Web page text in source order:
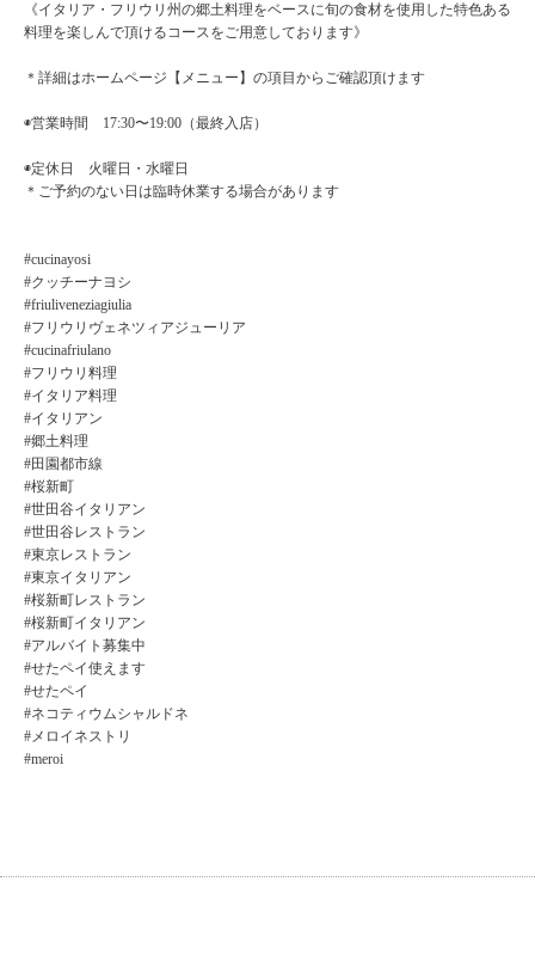
《イタリア・フリウリ州の郷土料理をベースに旬の食材を使用した特色ある
料理を楽しんで頂けるコースをご用意しております》
＊詳細はホームページ【メニュー】の項目からご確認頂けます
◉営業時間 17:30〜19:00（最終入店）
◉定休日 火曜日・水曜日
＊ご予約のない日は臨時休業する場合があります
#cucinayosi
#クッチーナヨシ
#friuliveneziagiulia
#フリウリヴェネツィアジューリア
#cucinafriulano
#フリウリ料理
#イタリア料理
#イタリアン
#郷土料理
#田園都市線
#桜新町
#世田谷イタリアン
#世田谷レストラン
#東京レストラン
#東京イタリアン
#桜新町レストラン
#桜新町イタリアン
#アルバイト募集中
#せたペイ使えます
#せたペイ
#ネコティウムシャルドネ
#メロイネストリ
#meroi